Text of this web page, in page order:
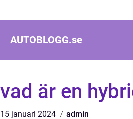
AUTOBLOGG.se
vad är en
15 januari 2024 admin